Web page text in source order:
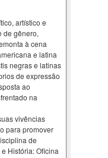
artístico e
de gênero,
à cena
e latina
negras e latinas
de expressão
ao
na
vivências
para promover
de
História: Oficina